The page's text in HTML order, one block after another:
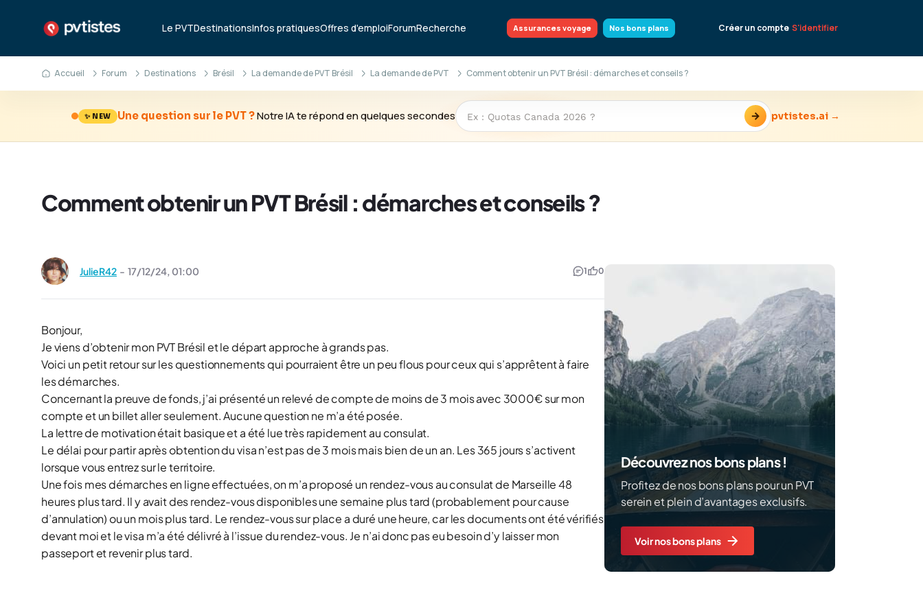
Le PVTDestinationsInfos pratiquesOffres d'emploiForumRecherche Assurances voyage Nos bons plans Créer un compte S'identifier
Accueil Forum Destinations Brésil La demande de PVT Brésil La demande de PVT Comment obtenir un PVT Brésil : démarches et conseils ?
✨ NEW Une question sur le PVT ?Notre IA te répond en quelques secondes → pvtistes.ai →
Comment obtenir un PVT Brésil : démarches et conseils ?
JulieR42 - 17/12/24, 01:00 1 0
Bonjour,
Je viens d’obtenir mon PVT Brésil et le départ approche à grands pas.
Voici un petit retour sur les questionnements qui pourraient être un peu flous pour ceux qui s’apprêtent à faire
les démarches.
Concernant la preuve de fonds, j’ai présenté un relevé de compte de moins de 3 mois avec 3000€ sur mon
compte et un billet aller seulement. Aucune question ne m’a été posée.
La lettre de motivation était basique et a été lue très rapidement au consulat.
Le délai pour partir après obtention du visa n’est pas de 3 mois mais bien de un an. Les 365 jours s’activent
lorsque vous entrez sur le territoire.
Une fois mes démarches en ligne effectuées, on m’a proposé un rendez-vous au consulat de Marseille 48
heures plus tard. Il y avait des rendez-vous disponibles une semaine plus tard (probablement pour cause
d’annulation) ou un mois plus tard. Le rendez-vous sur place a duré une heure, car les documents ont été vérifiés
devant moi et le visa m’a été délivré à l’issue du rendez-vous. Je n’ai donc pas eu besoin d’y laisser mon
passeport et revenir plus tard.
Découvrez nos bons plans !
Profitez de nos bons plans pour un PVT
serein et plein d’avantages exclusifs.
Voir nos bons plans